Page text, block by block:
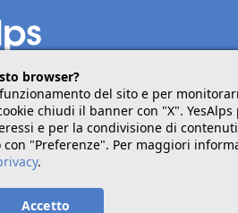
condividi
browser?
del sito e per
chiudi il banner con "X". YesAlps
e per la condivisione di contenuti
"Preferenze". Per maggiori
.
Accetto